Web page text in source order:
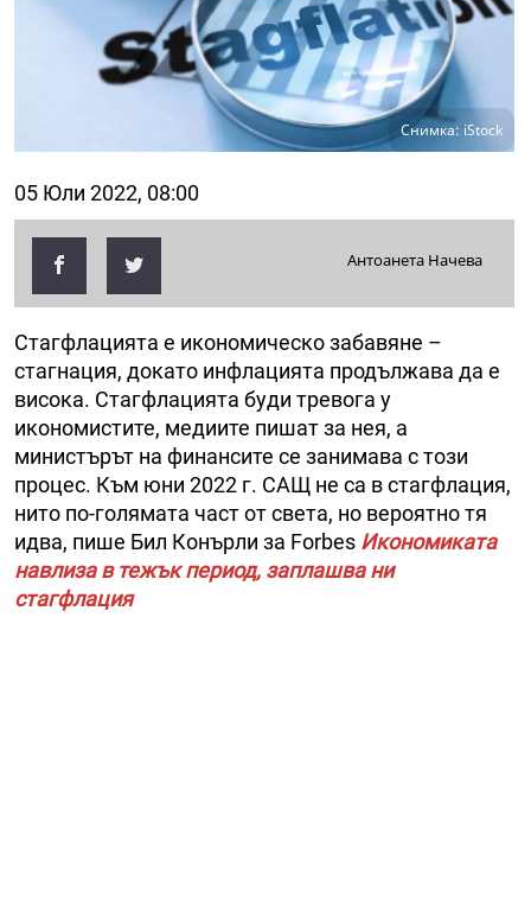
Снимка: iStock
05 Юли 2022, 08:00
Антоанета Начева
Стагфлацията е икономическо забавяне –
стагнация, докато инфлацията продължава да е
висока. Стагфлацията буди тревога у
икономистите, медиите пишат за нея, а
министърът на финансите се занимава с този
процес. Към юни 2022 г. САЩ не са в стагфлация,
нито по-голямата част от света, но вероятно тя
идва, пише Бил Конърли за Forbes Икономиката
навлиза в тежък период, заплашва ни
стагфлация